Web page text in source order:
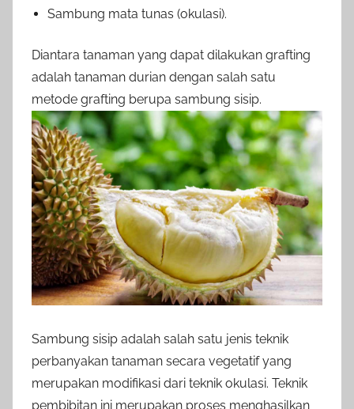
Sambung mata tunas (okulasi).
Diantara tanaman yang dapat dilakukan grafting
adalah tanaman durian dengan salah satu
metode grafting berupa sambung sisip.
Sambung sisip adalah salah satu jenis teknik
perbanyakan tanaman secara vegetatif yang
merupakan modifikasi dari teknik okulasi. Teknik
pembibitan ini merupakan proses menghasilkan